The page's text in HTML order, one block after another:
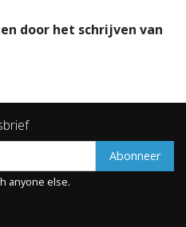
door het schrijven van
Abonneer
anyone else.